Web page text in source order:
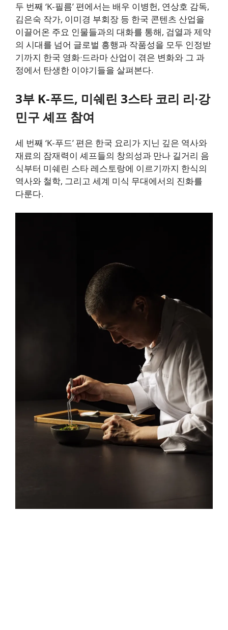
두 번째 ‘K-필름’ 편에서는 배우 이병헌, 연상호 감독,
김은숙 작가, 이미경 부회장 등 한국 콘텐츠 산업을
이끌어온 주요 인물들과의 대화를 통해, 검열과 제약
의 시대를 넘어 글로벌 흥행과 작품성을 모두 인정받
기까지 한국 영화·드라마 산업이 겪은 변화와 그 과
정에서 탄생한 이야기들을 살펴본다.
3부 K-푸드, 미쉐린 3스타 코리 리·강
민구 셰프 참여
세 번째 ‘K-푸드’ 편은 한국 요리가 지닌 깊은 역사와
재료의 잠재력이 셰프들의 창의성과 만나 길거리 음
식부터 미쉐린 스타 레스토랑에 이르기까지 한식의
역사와 철학, 그리고 세계 미식 무대에서의 진화를
다룬다.